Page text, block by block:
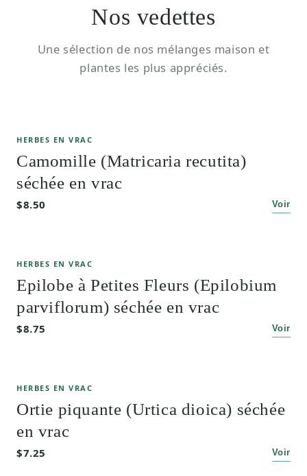
Nos vedettes
Une sélection de nos mélanges maison et
plantes les plus appréciés.
HERBES EN VRAC
Camomille (Matricaria recutita)
séchée en vrac
$8.50 Voir
HERBES EN VRAC
Epilobe à Petites Fleurs (Epilobium
parviflorum) séchée en vrac
$8.75 Voir
HERBES EN VRAC
Ortie piquante (Urtica dioica) séchée
en vrac
$7.25 Voir